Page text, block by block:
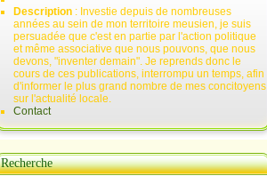
Description : Investie depuis de nombreuses
années au sein de mon territoire meusien, je suis
persuadée que c'est en partie par l'action politique
et même associative que nous pouvons, que nous
devons, "inventer demain". Je reprends donc le
cours de ces publications, interrompu un temps, afin
d'informer le plus grand nombre de mes concitoyens
sur l'actualité locale.
Contact
Recherche